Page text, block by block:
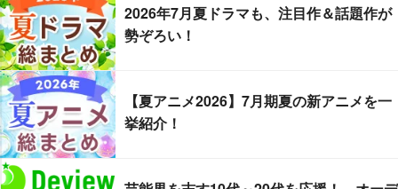
2026年7月夏ドラマも、注目作＆話題作が
勢ぞろい！
【夏アニメ2026】7月期夏の新アニメを一
挙紹介！